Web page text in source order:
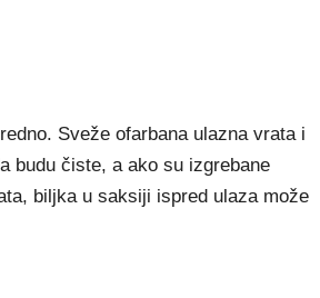
Sveže ofarbana ulazna vrata i
budu čiste, a ako su izgrebane
biljka u saksiji ispred ulaza može